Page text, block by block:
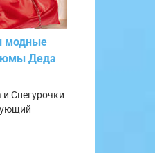
модные
Деда
Снегурочки